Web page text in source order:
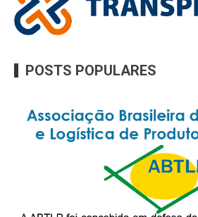
POSTS POPULARES